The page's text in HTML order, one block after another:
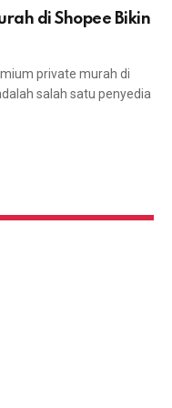
di Shopee Bikin
private murah di
salah satu penyedia